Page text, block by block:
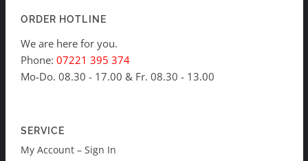
ORDER HOTLINE
We are here for you.
Phone: 07221 395 374
Mo-Do. 08.30 - 17.00 & Fr. 08.30 - 13.00
SERVICE
My Account – Sign In